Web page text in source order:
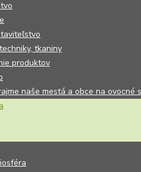
tkaniny
produktov
naše mestá a obce na ovocné